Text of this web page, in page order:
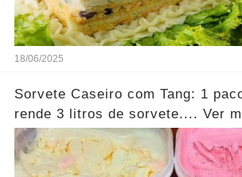
18/06/2025
Sorvete Caseiro com Tang: 1
rende 3 litros de sorvete.... Ver